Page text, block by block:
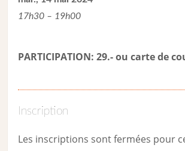
17h30 – 19h00
PARTICIPATION: 29.- ou carte de
Inscription
Les inscriptions sont fermées pour